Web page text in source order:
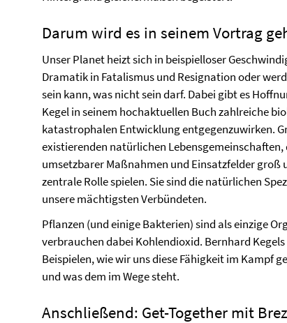
Darum wird es in seinem Vortrag
Unser Planet heizt sich in beispielloser
Dramatik in Fatalismus und Resignation oder
sein kann, was nicht sein darf. Dabei gibt es
Kegel in seinem hochaktuellen Buch zahlreiche
katastrophalen Entwicklung entgegenzuwirken.
existierenden natürlichen
umsetzbarer Maßnahmen und Einsatzfelder groß
zentrale Rolle spielen. Sie sind die natürlichen
unsere mächtigsten Verbündeten.
Pflanzen (und einige Bakterien) sind als einzige
verbrauchen dabei Kohlendioxid. Bernhard
Beispielen, wie wir uns diese Fähigkeit im Kampf
und was dem im Wege steht.
Anschließend: Get-Together mit